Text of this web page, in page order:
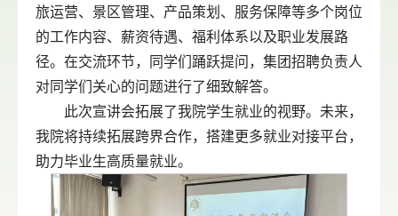
旅运营、景区管理、产品策划、服务保障等多个岗位
的工作内容、薪资待遇、福利体系以及职业发展路
径。在交流环节，同学们踊跃提问，集团招聘负责人
对同学们关心的问题进行了细致解答。
此次宣讲会拓展了我院学生就业的视野。未来，
我院将持续拓展跨界合作，搭建更多就业对接平台，
助力毕业生高质量就业。